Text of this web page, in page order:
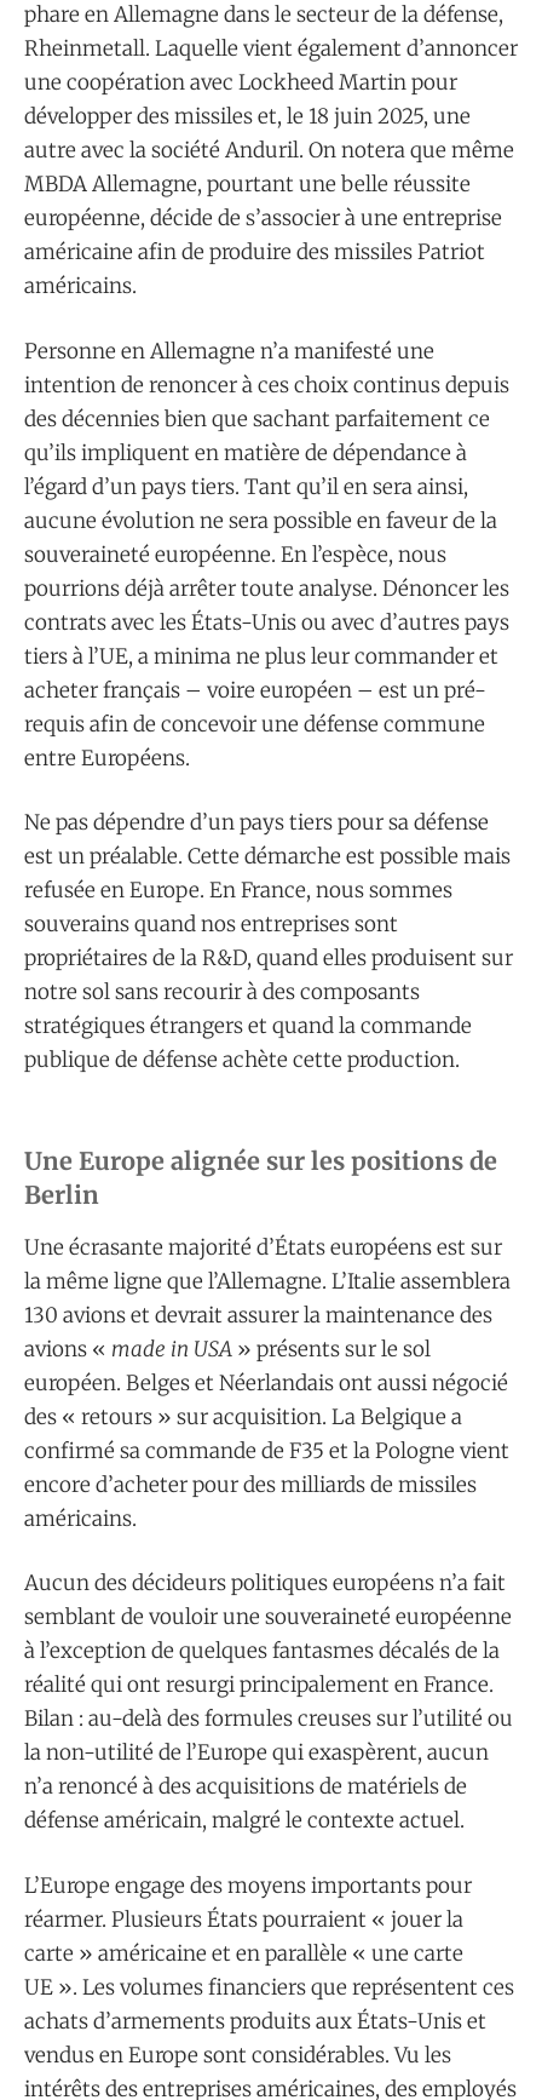
phare en Allemagne dans le secteur de la défense,
Rheinmetall. Laquelle vient également d’annoncer
une coopération avec Lockheed Martin pour
développer des missiles et, le 18 juin 2025, une
autre avec la société Anduril. On notera que même
MBDA Allemagne, pourtant une belle réussite
européenne, décide de s’associer à une entreprise
américaine afin de produire des missiles Patriot
américains.
Personne en Allemagne n’a manifesté une
intention de renoncer à ces choix continus depuis
des décennies bien que sachant parfaitement ce
qu’ils impliquent en matière de dépendance à
l’égard d’un pays tiers. Tant qu’il en sera ainsi,
aucune évolution ne sera possible en faveur de la
souveraineté européenne. En l’espèce, nous
pourrions déjà arrêter toute analyse. Dénoncer les
contrats avec les États-Unis ou avec d’autres pays
tiers à l’UE, a minima ne plus leur commander et
acheter français – voire européen – est un pré-
requis afin de concevoir une défense commune
entre Européens.
Ne pas dépendre d’un pays tiers pour sa défense
est un préalable. Cette démarche est possible mais
refusée en Europe. En France, nous sommes
souverains quand nos entreprises sont
propriétaires de la R&D, quand elles produisent sur
notre sol sans recourir à des composants
stratégiques étrangers et quand la commande
publique de défense achète cette production.
Une Europe alignée sur les positions de
Berlin
Une écrasante majorité d’États européens est sur
la même ligne que l’Allemagne. L’Italie assemblera
130 avions et devrait assurer la maintenance des
avions « made in USA » présents sur le sol
européen. Belges et Néerlandais ont aussi négocié
des « retours » sur acquisition. La Belgique a
confirmé sa commande de F35 et la Pologne vient
encore d’acheter pour des milliards de missiles
américains.
Aucun des décideurs politiques européens n’a fait
semblant de vouloir une souveraineté européenne
à l’exception de quelques fantasmes décalés de la
réalité qui ont resurgi principalement en France.
Bilan : au-delà des formules creuses sur l’utilité ou
la non-utilité de l’Europe qui exaspèrent, aucun
n’a renoncé à des acquisitions de matériels de
défense américain, malgré le contexte actuel.
L’Europe engage des moyens importants pour
réarmer. Plusieurs États pourraient « jouer la
carte » américaine et en parallèle « une carte
UE ». Les volumes financiers que représentent ces
achats d’armements produits aux États-Unis et
vendus en Europe sont considérables. Vu les
intérêts des entreprises américaines, des employés